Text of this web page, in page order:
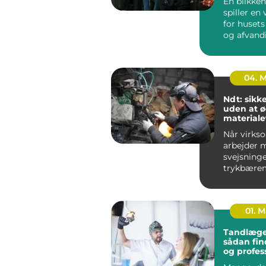
spiller en
for
og
04.
Ndt:
uden at
Når
arbejder
fe...
01.
sådan
og